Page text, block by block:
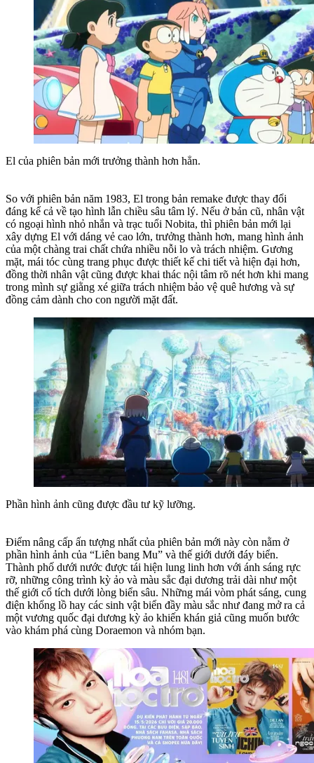
El của phiên bản mới trưởng thành hơn hẳn.
So với phiên bản năm 1983, El trong bản remake được thay đổi
đáng kể cả về tạo hình lẫn chiều sâu tâm lý. Nếu ở bản cũ, nhân vật
có ngoại hình nhỏ nhắn và trạc tuổi Nobita, thì phiên bản mới lại
xây dựng El với dáng vẻ cao lớn, trưởng thành hơn, mang hình ảnh
của một chàng trai chất chứa nhiều nỗi lo và trách nhiệm. Gương
mặt, mái tóc cùng trang phục được thiết kế chi tiết và hiện đại hơn,
đồng thời nhân vật cũng được khai thác nội tâm rõ nét hơn khi mang
trong mình sự giằng xé giữa trách nhiệm bảo vệ quê hương và sự
đồng cảm dành cho con người mặt đất.
Phần hình ảnh cũng được đầu tư kỹ lưỡng.
Điểm nâng cấp ấn tượng nhất của phiên bản mới này còn nằm ở
phần hình ảnh của “Liên bang Mu” và thế giới dưới đáy biển.
Thành phố dưới nước được tái hiện lung linh hơn với ánh sáng rực
rỡ, những công trình kỳ ảo và màu sắc đại dương trải dài như một
thế giới cổ tích dưới lòng biển sâu. Những mái vòm phát sáng, cung
điện khổng lồ hay các sinh vật biển đầy màu sắc như đang mở ra cả
một vương quốc đại dương kỳ ảo khiến khán giả cũng muốn bước
vào khám phá cùng Doraemon và nhóm bạn.